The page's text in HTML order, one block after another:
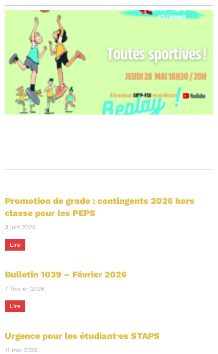
Promotion de grade : contingents 2026 hors
classe pour les PEPS
3 juin 2026
Lire
Bulletin 1039 – Février 2026
7 février 2026
Lire
Urgence pour les étudiant·es STAPS
11 mai 2026